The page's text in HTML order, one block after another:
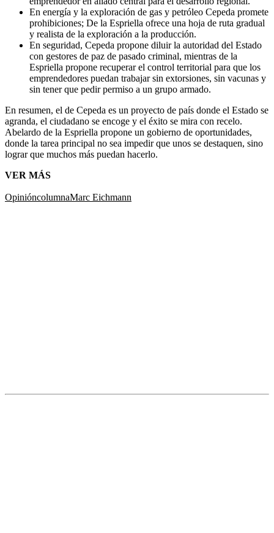
En energía y la exploración de gas y petróleo Cepeda promete
prohibiciones; De la Espriella ofrece una hoja de ruta gradual
y realista de la exploración a la producción.
En seguridad, Cepeda propone diluir la autoridad del Estado
con gestores de paz de pasado criminal, mientras de la
Espriella propone recuperar el control territorial para que los
emprendedores puedan trabajar sin extorsiones, sin vacunas y
sin tener que pedir permiso a un grupo armado.
En resumen, el de Cepeda es un proyecto de país donde el Estado se
agranda, el ciudadano se encoge y el éxito se mira con recelo.
Abelardo de la Espriella propone un gobierno de oportunidades,
donde la tarea principal no sea impedir que unos se destaquen, sino
lograr que muchos más puedan hacerlo.
VER MÁS
OpinióncolumnaMarc Eichmann